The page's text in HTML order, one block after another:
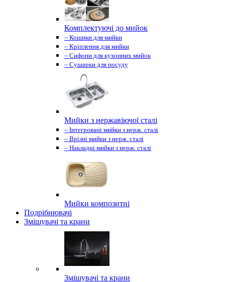
Комплектуючі до мийок
– Кошики для мийки
– Кріплення для мийки
– Сифони для кухонних мийок
– Сушарки для посуду
Мийки з нержавіючої сталі
– Інтегровані мийки з нерж. сталі
– Врізні мийки з нерж. сталі
– Накладні мийки з нерж. сталі
Мийки композитні
Подрібнювачі
Змішувачі та крани
Змішувачі та крани